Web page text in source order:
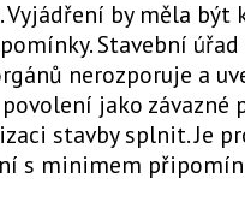
Vyjádření by měla být
Stavební
nerozporuje a
jako závazné
stavby splnit. Je
s minimem